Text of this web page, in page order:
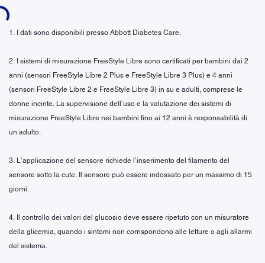
1. I dati sono disponibili presso Abbott Diabetes Care.
2. I sistemi di misurazione FreeStyle Libre sono certificati per bambini dai 2
anni (sensori FreeStyle Libre 2 Plus e FreeStyle Libre 3 Plus) e 4 anni
(sensori FreeStyle Libre 2 e FreeStyle Libre 3) in su e adulti, comprese le
donne incinte. La supervisione dell’uso e la valutazione dei sistemi di
misurazione FreeStyle Libre nei bambini fino ai 12 anni è responsabilità di
un adulto.
3. L’applicazione del sensore richiede l’inserimento del filamento del
sensore sotto la cute. Il sensore può essere indossato per un massimo di 15
giorni.
4. Il controllo dei valori del glucosio deve essere ripetuto con un misuratore
della glicemia, quando i sintomi non corrispondono alle letture o agli allarmi
del sistema.